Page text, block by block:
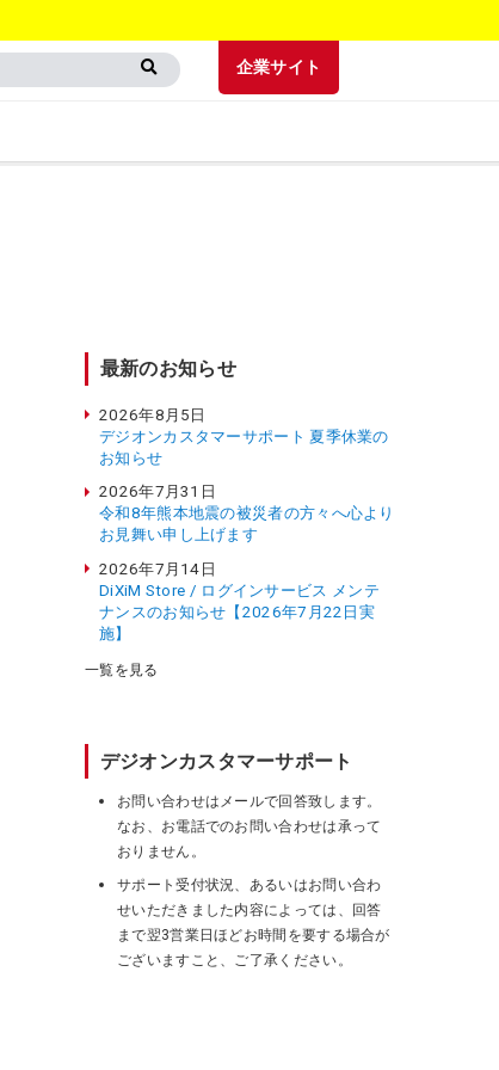
企業サイト
最新のお知らせ
2026年8月5日
デジオンカスタマーサポート 夏季休業の
お知らせ
2026年7月31日
令和8年熊本地震の被災者の方々へ心より
お見舞い申し上げます
2026年7月14日
DiXiM Store / ログインサービス メンテ
ナンスのお知らせ【2026年7月22日実
施】
一覧を見る
デジオンカスタマーサポート
お問い合わせはメールで回答致します。
なお、お電話でのお問い合わせは承って
おりません。
サポート受付状況、あるいはお問い合わ
せいただきました内容によっては、回答
まで翌3営業日ほどお時間を要する場合が
ございますこと、ご了承ください。